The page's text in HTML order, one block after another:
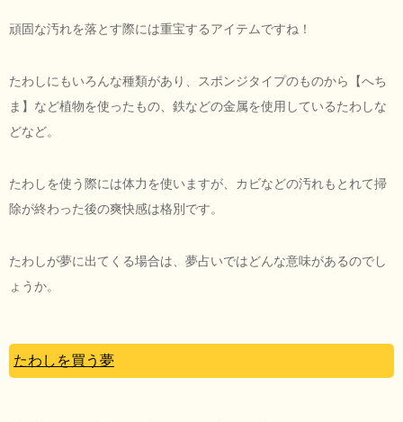
頑固な汚れを落とす際には重宝するアイテムですね！
たわしにもいろんな種類があり、スポンジタイプのものから【へち
ま】など植物を使ったもの、鉄などの金属を使用しているたわしな
どなど。
たわしを使う際には体力を使いますが、カビなどの汚れもとれて掃
除が終わった後の爽快感は格別です。
たわしが夢に出てくる場合は、夢占いではどんな意味があるのでし
ょうか。
たわしを買う夢